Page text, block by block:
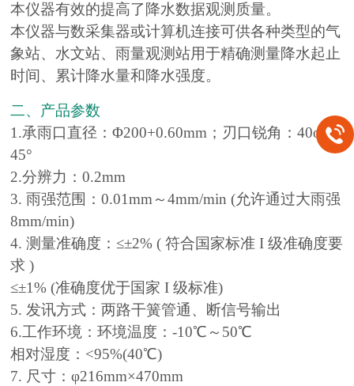
本仪器有效的提高了降水数据观测质量。
本仪器与数采集器或计算机连接可供各种类型的气
象站、水文站、雨量观测站用于精确测量降水起止
时间、累计降水量和降水强度。
二、产品参数
1.承雨口直径：Φ200+0.60mm；刃口锐角：40o～
45°
2.分辨力：0.2mm
3. 雨强范围：0.01mm～4mm/min (允许通过大雨强
8mm/min)
4. 测量准确度：≤±2% ( 符合国家标准 I 级准确度要
求 )
≤±1% (准确度优于国家 I 级标准)
5. 发讯方式：两路干簧管通、断信号输出
6.工作环境：环境温度：-10℃～50℃
相对湿度：<95%(40℃)
7. 尺寸：φ216mm×470mm